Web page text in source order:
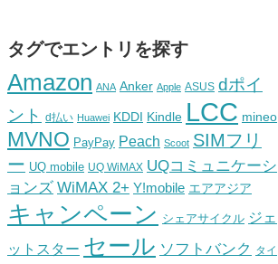
タグでエントリを探す
Amazon ANA Anker Apple ASUS dポイ
ント
d払い Huawei KDDI Kindle LCC mineo
MVNO PayPay Peach Scoot SIMフリ
ー UQ mobile UQ WiMAX UQコミュニケーシ
ョンズ WiMAX 2+ Y!mobile エアアジア
キャンペーン シェアサイクル ジェ
ットスター セール ソフトバンク タイ